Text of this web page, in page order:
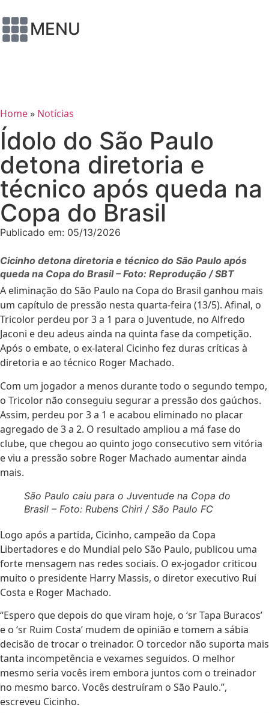
MENU
Home» Notícias
Ídolo do São Paulo
detona diretoria e
técnico após queda na
Copa do Brasil
Publicado em: 05/13/2026
Cicinho detona diretoria e técnico do São Paulo após
queda na Copa do Brasil – Foto: Reprodução / SBT
A eliminação do São Paulo na Copa do Brasil ganhou mais
um capítulo de pressão nesta quarta-feira (13/5). Afinal, o
Tricolor perdeu por 3 a 1 para o Juventude, no Alfredo
Jaconi e deu adeus ainda na quinta fase da competição.
Após o embate, o ex-lateral Cicinho fez duras críticas à
diretoria e ao técnico Roger Machado.
Com um jogador a menos durante todo o segundo tempo,
o Tricolor não conseguiu segurar a pressão dos gaúchos.
Assim, perdeu por 3 a 1 e acabou eliminado no placar
agregado de 3 a 2. O resultado ampliou a má fase do
clube, que chegou ao quinto jogo consecutivo sem vitória
e viu a pressão sobre Roger Machado aumentar ainda
mais.
São Paulo caiu para o Juventude na Copa do
Brasil – Foto: Rubens Chiri / São Paulo FC
Logo após a partida, Cicinho, campeão da Copa
Libertadores e do Mundial pelo São Paulo, publicou uma
forte mensagem nas redes sociais. O ex-jogador criticou
muito o presidente Harry Massis, o diretor executivo Rui
Costa e Roger Machado.
“Espero que depois do que viram hoje, o ‘sr Tapa Buracos’
e o ‘sr Ruim Costa’ mudem de opinião e tomem a sábia
decisão de trocar o treinador. O torcedor não suporta mais
tanta incompetência e vexames seguidos. O melhor
mesmo seria vocês irem embora juntos com o treinador
no mesmo barco. Vocês destruíram o São Paulo.”,
escreveu Cicinho.